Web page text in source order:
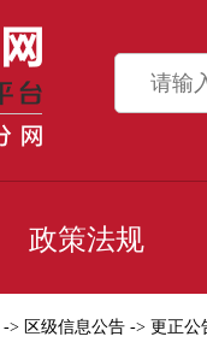
政策法规
-> 区级信息公告 -> 更正公